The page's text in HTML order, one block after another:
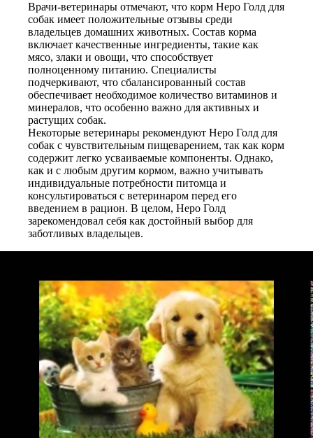
Врачи-ветеринары отмечают, что корм Неро Голд для
собак имеет положительные отзывы среди
владельцев домашних животных. Состав корма
включает качественные ингредиенты, такие как
мясо, злаки и овощи, что способствует
полноценному питанию. Специалисты
подчеркивают, что сбалансированный состав
обеспечивает необходимое количество витаминов и
минералов, что особенно важно для активных и
растущих собак.
Некоторые ветеринары рекомендуют Неро Голд для
собак с чувствительным пищеварением, так как корм
содержит легко усваиваемые компоненты. Однако,
как и с любым другим кормом, важно учитывать
индивидуальные потребности питомца и
консультироваться с ветеринаром перед его
введением в рацион. В целом, Неро Голд
зарекомендовал себя как достойный выбор для
заботливых владельцев.